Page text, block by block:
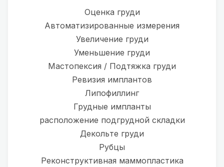
Оценка груди
Автоматизированные измерения
Увеличение груди
Уменьшение груди
Мастопексия / Подтяжка груди
Ревизия имплантов
Липофиллинг
Грудные импланты
расположение подгрудной складки
Декольте груди
Рубцы
Реконструктивная маммопластика